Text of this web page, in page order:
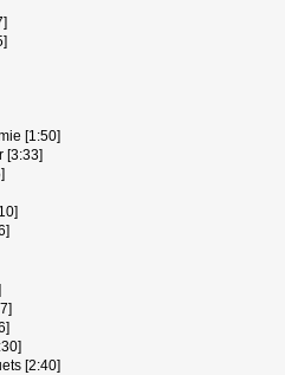
[1:50]
[3:33]
[2:40]